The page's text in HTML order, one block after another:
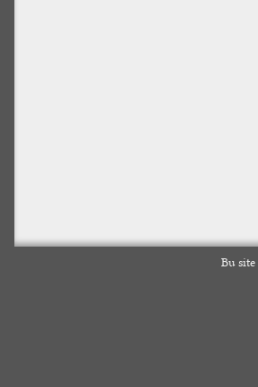
Bu site